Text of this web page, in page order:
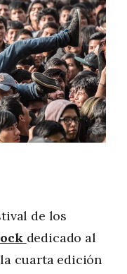
de los
dedicado al
cuarta edición